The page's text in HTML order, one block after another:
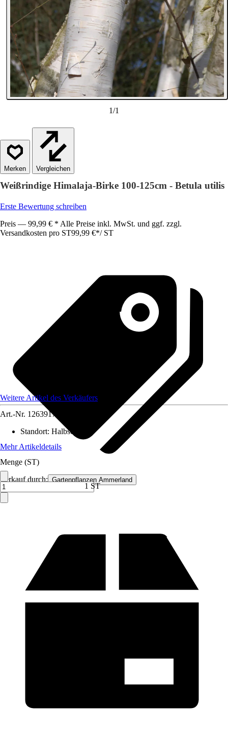
1/1
Vergleichen
Weißrindige Himalaja-Birke 100-125cm - Betula utilis
Erste Bewertung schreiben
Preis — 99,99 € * Alle Preise inkl. MwSt. und ggf. zzgl.
Versandkosten pro ST99,99 €*/ ST
Verkauf durch: Gartenpflanzen Ammerland
Weitere Artikel des Verkäufers
Art.-Nr. 12639173
Standort: Halbschatten
Mehr Artikeldetails
Menge (ST)
1 ST